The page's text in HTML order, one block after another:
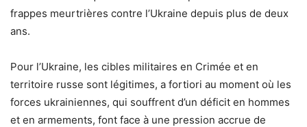
frappes meurtrières contre l’Ukraine depuis plus de deux
ans.
Pour l’Ukraine, les cibles militaires en Crimée et en
territoire russe sont légitimes, a fortiori au moment où les
forces ukrainiennes, qui souffrent d’un déficit en hommes
et en armements, font face à une pression accrue de